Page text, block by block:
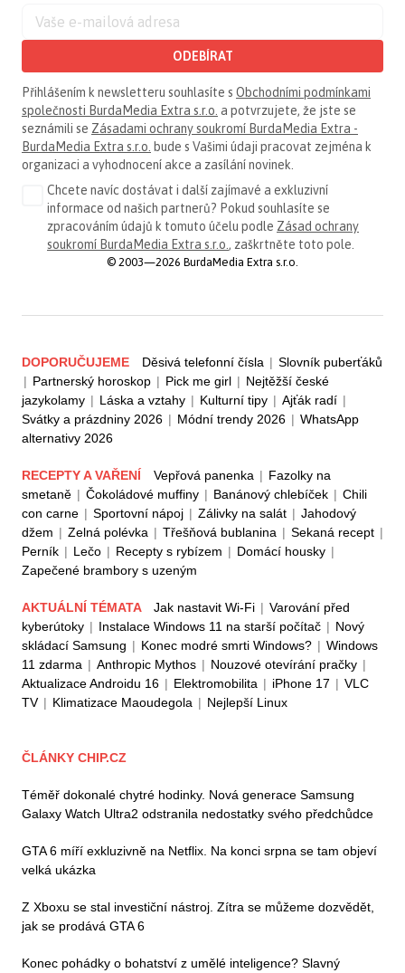
ODEBÍRAT
Přihlášením k newsletteru souhlasíte s Obchodními podmínkami
společnosti BurdaMedia Extra s.r.o. a potvrzujete, že jste se
seznámili se Zásadami ochrany soukromí BurdaMedia Extra -
BurdaMedia Extra s.r.o. bude s Vašimi údaji pracovat zejména k
organizaci a vyhodnocení akce a zasílání novinek.
Chcete navíc dostávat i další zajímavé a exkluzivní
informace od našich partnerů? Pokud souhlasíte se
zpracováním údajů k tomuto účelu podle Zásad ochrany
soukromí BurdaMedia Extra s.r.o. , zaškrtněte toto pole.
© 2003—2026 BurdaMedia Extra s.r.o.
DOPORUČUJEME Děsivá telefonní čísla | Slovník puberťáků
| Partnerský horoskop | Pick me girl | Nejtěžší české
jazykolamy | Láska a vztahy | Kulturní tipy | Ajťák radí |
Svátky a prázdniny 2026 | Módní trendy 2026 | WhatsApp
alternativy 2026
RECEPTY A VAŘENÍ Vepřová panenka | Fazolky na
smetaně | Čokoládové muffiny | Banánový chlebíček | Chili
con carne | Sportovní nápoj | Zálivky na salát | Jahodový
džem | Zelná polévka | Třešňová bublanina | Sekaná recept |
Perník | Lečo | Recepty s rybízem | Domácí housky |
Zapečené brambory s uzeným
AKTUÁLNÍ TÉMATA Jak nastavit Wi-Fi | Varování před
kyberútoky | Instalace Windows 11 na starší počítač | Nový
skládací Samsung | Konec modré smrti Windows? | Windows
11 zdarma | Anthropic Mythos | Nouzové otevírání pračky |
Aktualizace Androidu 16 | Elektromobilita | iPhone 17 | VLC
TV | Klimatizace Maoudegola | Nejlepší Linux
ČLÁNKY CHIP.CZ
Téměř dokonalé chytré hodinky. Nová generace Samsung
Galaxy Watch Ultra2 odstranila nedostatky svého předchůdce
GTA 6 míří exkluzivně na Netflix. Na konci srpna se tam objeví
velká ukázka
Z Xboxu se stal investiční nástroj. Zítra se můžeme dozvědět,
jak se prodává GTA 6
Konec pohádky o bohatství z umělé inteligence? Slavný